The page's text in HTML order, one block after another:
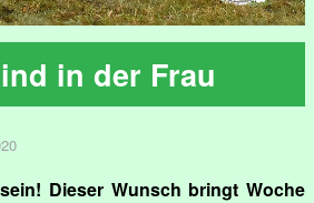
in der Frau
Dieser Wunsch bringt Woche